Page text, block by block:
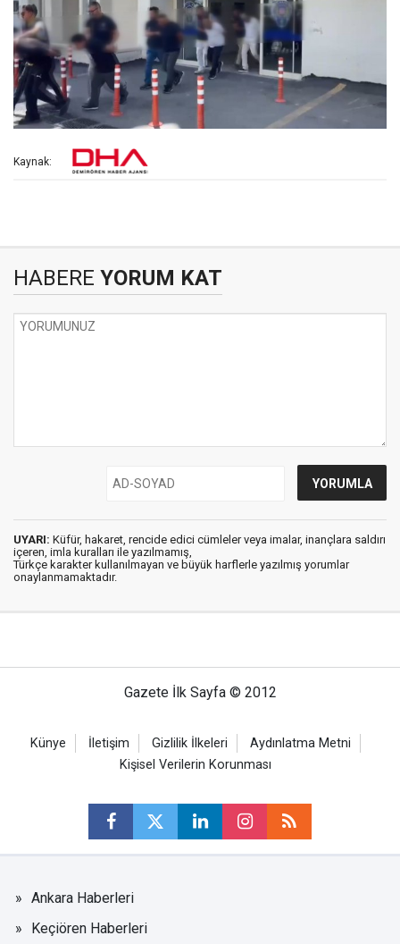
Kaynak:
HABERE YORUM KAT
UYARI: Küfür, hakaret, rencide edici cümleler veya imalar, inançlara saldırı
içeren, imla kuralları ile yazılmamış,
Türkçe karakter kullanılmayan ve büyük harflerle yazılmış yorumlar
onaylanmamaktadır.
Gazete İlk Sayfa © 2012
Künye İletişim Gizlilik İlkeleri
Aydınlatma Metni
Kişisel Verilerin Korunması
Ankara Haberleri
Keçiören Haberleri